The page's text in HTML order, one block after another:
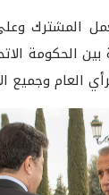
المشترك
الحكومة
العام وجميع